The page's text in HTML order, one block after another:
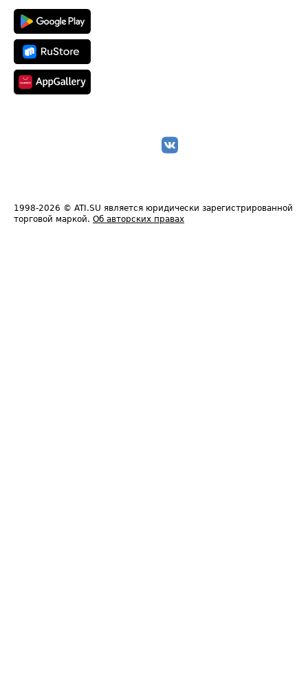
1998-2026 © ATI.SU является юридически зарегистрированной
торговой маркой. Об авторских правах